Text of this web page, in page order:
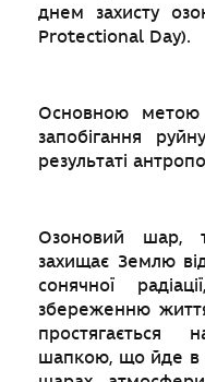
днем захисту
Protectional Day).
Основною метою
запобігання
результаті
Озоновий шар,
захищає Землю
сонячної
збереженню
шапкою, що йде в